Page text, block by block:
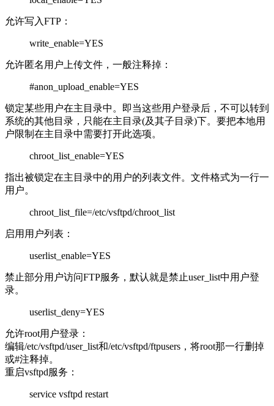
允许写入FTP：
write_enable=YES
允许匿名用户上传文件，一般注释掉：
#anon_upload_enable=YES
锁定某些用户在主目录中。即当这些用户登录后，不可以转到
系统的其他目录，只能在主目录(及其子目录)下。要把本地用
户限制在主目录中需要打开此选项。
chroot_list_enable=YES
指出被锁定在主目录中的用户的列表文件。文件格式为一行一
用户。
chroot_list_file=/etc/vsftpd/chroot_list
启用用户列表：
userlist_enable=YES
禁止部分用户访问FTP服务，默认就是禁止user_list中用户登
录。
userlist_deny=YES
允许root用户登录：
编辑/etc/vsftpd/user_list和/etc/vsftpd/ftpusers，将root那一行删掉
或#注释掉。
重启vsftpd服务：
service vsftpd restart